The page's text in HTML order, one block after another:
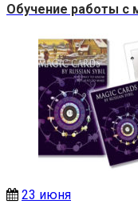
Обучение работы с
23 июня